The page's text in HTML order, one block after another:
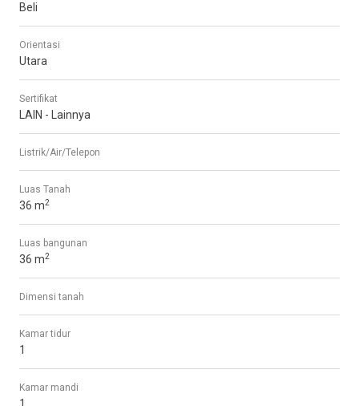
Beli
Orientasi
Utara
Sertifikat
LAIN - Lainnya
Listrik/Air/Telepon
Luas Tanah
36 m2
Luas bangunan
36 m2
Dimensi tanah
Kamar tidur
1
Kamar mandi